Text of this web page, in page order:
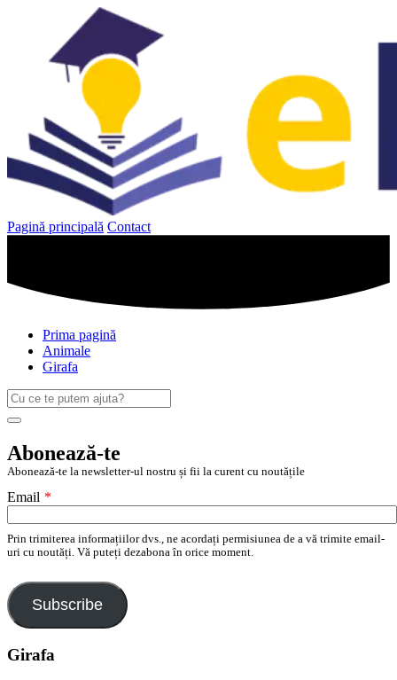
Pagină principală Contact
Prima pagină
Animale
Girafa
Caută
după:
Search
Abonează-te
Abonează-te la newsletter-ul nostru și fii la curent cu noutățile
Email *
Prin trimiterea informațiilor dvs., ne acordați permisiunea de a vă trimite email-
uri cu noutăți. Vă puteți dezabona în orice moment.
Subscribe
Girafa